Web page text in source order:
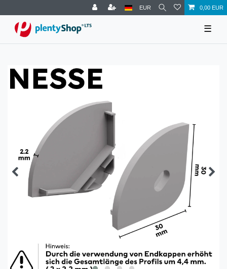
EUR 0,00 EUR
☰